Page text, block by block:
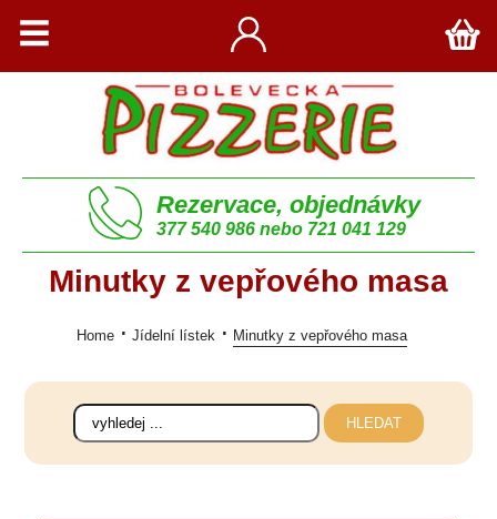
Minutky z vepřového masa
Home Jídelní lístek Minutky z vepřového masa
HLEDAT
Rezervace, objednávky
377 540 986 nebo 721 041 129